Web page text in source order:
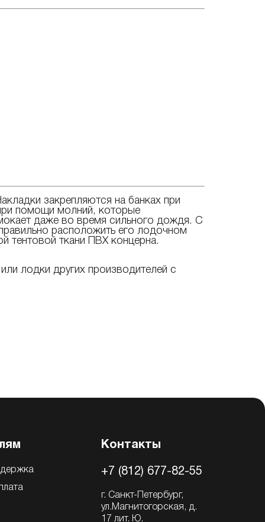
закрепляются на банках при
помощи молний, которые
даже во время сильного дождя. С
расположить его лодочном
тентовой ткани ПВХ концерна.
или лодки других производителей с
Контакты
+7 (812) 677-82-55
г. Санкт-Петербург,
ул.Магнитогорская, д.
17 лит. Ю.